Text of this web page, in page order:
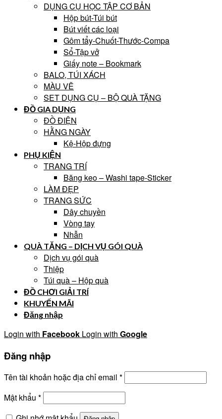
DỤNG CỤ HỌC TẬP CƠ BẢN
Hộp bút-Túi bút
Bút viết các loại
Gôm tẩy-Chuốt-Thước-Compa
Sổ-Tập vở
Giấy note – Bookmark
BALO, TÚI XÁCH
MÀU VẼ
SET DỤNG CỤ – BỘ QUÀ TẶNG
ĐỒ GIA DỤNG
ĐỒ ĐIỆN
HẰNG NGÀY
Kệ-Hộp đựng
PHỤ KIỆN
TRANG TRÍ
Băng keo – Washi tape-Sticker
LÀM ĐẸP
TRANG SỨC
Dây chuyền
Vòng tay
Nhẫn
QUÀ TẶNG – DỊCH VỤ GÓI QUÀ
Dịch vụ gói quà
Thiệp
Túi quà – Hộp quà
ĐỒ CHƠI GIẢI TRÍ
KHUYẾN MÃI
Đăng nhập
Login with Facebook Login with Google
Đăng nhập
Tên tài khoản hoặc địa chỉ email *
Mật khẩu *